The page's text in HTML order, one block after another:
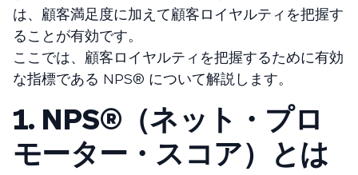
は、顧客満足度に加えて顧客ロイヤルティを把握す
ることが有効です。
ここでは、顧客ロイヤルティを把握するために有効
な指標である NPS®️ について解説します。
1. NPS®（ネット・プロ
モーター・スコア）とは